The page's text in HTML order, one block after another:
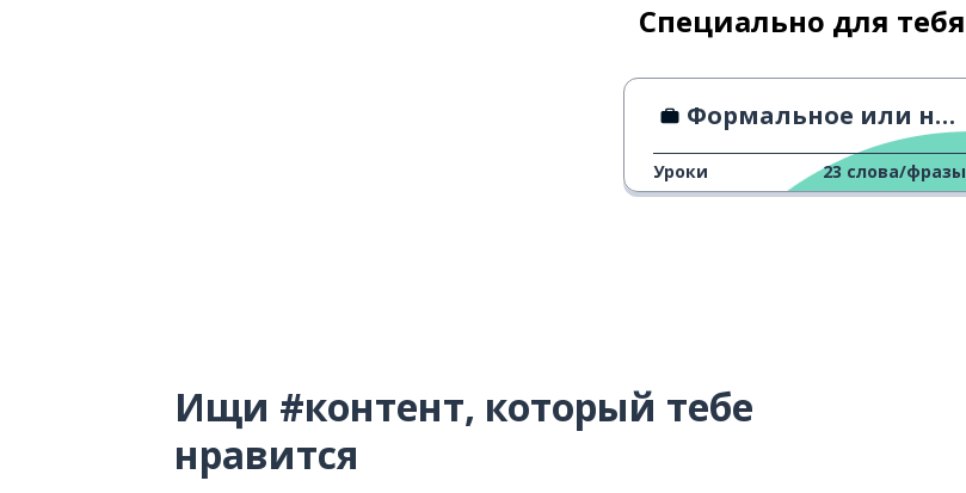
Специально для тебя
Формальное или неформальное обращение на работе?
Уроки 23 слова/фразы
Ищи #контент, который тебе
нравится